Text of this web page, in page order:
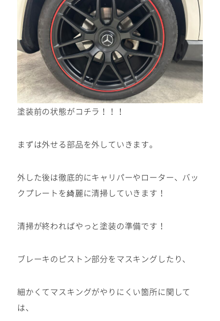
塗装前の状態がコチラ！！！
まずは外せる部品を外していきます。
外した後は徹底的にキャリパーやローター、バッ
クプレートを綺麗に清掃していきます！
清掃が終わればやっと塗装の準備です！
ブレーキのピストン部分をマスキングしたり、
細かくてマスキングがやりにくい箇所に関して
は、